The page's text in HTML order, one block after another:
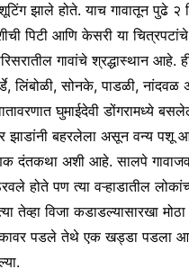
झाले होते. याच गावातून पुढे २
पिटी आणि केसरी या चित्रपटांचे
गावांचे श्रद्धास्थान आहे.
सोनके, पाडळी, नांदवळ
घुमाईदेवी डोंगरामध्ये
झाडांनी बहरलेला असून वन्य पशू
दंतकथा अशी आहे. सालपे
होते पण त्या वऱ्हाडातील
तेव्हा विजा कडाडल्यासारखा
पडले तेथे एक खड्डा पडला